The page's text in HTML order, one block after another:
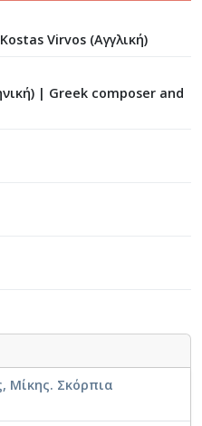
Kostas Virvos (Αγγλική)
| Greek composer and
Μίκης. Σκόρπια